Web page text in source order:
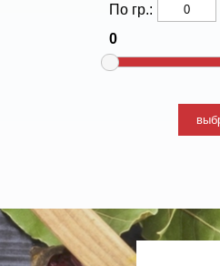
По гр.:
0